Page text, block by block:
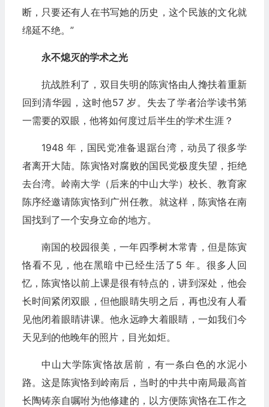
断，只要还有人在书写她的历史，这个民族的文化就
绵延不绝。”
永不熄灭的学术之光
抗战胜利了，双目失明的陈寅恪由人搀扶着重新
回到清华园，这时他57 岁。失去了学者治学读书第
一需要的双眼，他将如何度过后半生的学术生涯？
1948 年，国民党准备退踞台湾，动员了很多学
者离开大陆。陈寅恪对腐败的国民党极度失望，拒绝
去台湾。岭南大学（后来的中山大学）校长、教育家
陈序经邀请陈寅恪到广州任教。就这样，陈寅恪在南
国找到了一个安身立命的地方。
南国的校园很美，一年四季树木常青，但是陈寅
恪看不见，他在黑暗中已经生活了5 年。很多人回
忆，陈寅恪以前上课是很有特点的，讲到深处，他会
长时间紧闭双眼，但他眼睛失明之后，再也没有人看
见他闭着眼睛讲课。他永远睁大着眼睛，一如我们今
天见到的他晚年的照片，目光如炬。
中山大学陈寅恪故居前，有一条白色的水泥小
路。这是陈寅恪到岭南后，当时的中共中南局最高首
长陶铸亲自嘱咐为他修建的，以方便陈寅恪在工作之